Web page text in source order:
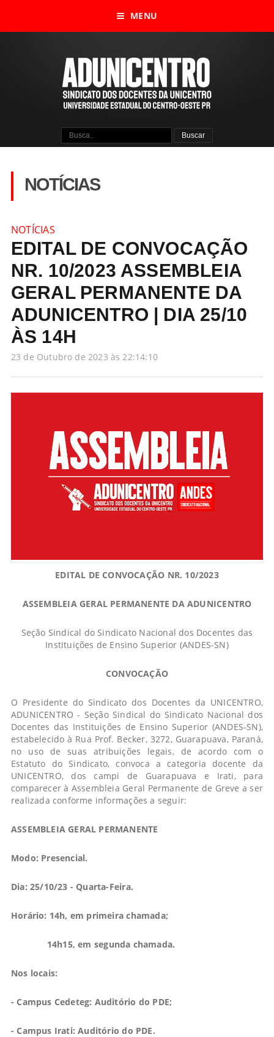
MENU
NOTÍCIAS
NOTÍCIAS
EDITAL DE CONVOCAÇÃO
NR. 10/2023 ASSEMBLEIA
GERAL PERMANENTE DA
ADUNICENTRO | DIA 25/10
ÀS 14H
23 de Outubro de 2023 às 22:14:10
EDITAL DE CONVOCAÇÃO NR. 10/2023
ASSEMBLEIA GERAL PERMANENTE DA ADUNICENTRO
Seção Sindical do Sindicato Nacional dos Docentes das
Instituições de Ensino Superior (ANDES-SN)
CONVOCAÇÃO
O Presidente do Sindicato dos Docentes da UNICENTRO,
ADUNICENTRO - Seção Sindical do Sindicato Nacional dos
Docentes das Instituições de Ensino Superior (ANDES-SN),
estabelecido à Rua Prof. Becker, 3272, Guarapuava, Paraná,
no uso de suas atribuições legais, de acordo com o
Estatuto do Sindicato, convoca a categoria docente da
UNICENTRO, dos campi de Guarapuava e Irati, para
comparecer à Assembleia Geral Permanente de Greve a ser
realizada conforme informações a seguir:
ASSEMBLEIA GERAL PERMANENTE
Modo: Presencial.
Dia: 25/10/23 - Quarta-Feira.
Horário: 14h, em primeira chamada;
14h15, em segunda chamada.
Nos locais:
- Campus Cedeteg: Auditório do PDE;
- Campus Irati: Auditório do PDE.